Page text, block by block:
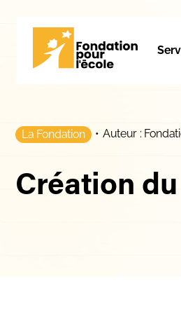
La Fondation • Auteur :
Création